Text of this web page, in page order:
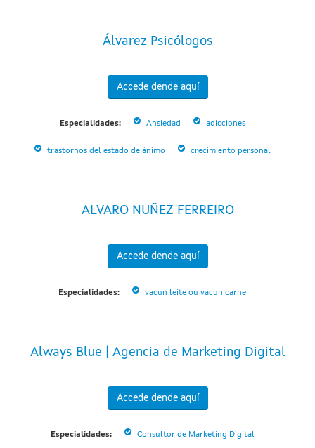
Álvarez Psicólogos
Accede dende aquí
Especialidades: Ansiedad adicciones
trastornos del estado de ánimo crecimiento personal
ALVARO NUÑEZ FERREIRO
Accede dende aquí
Especialidades: vacun leite ou vacun carne
Always Blue | Agencia de Marketing Digital
Accede dende aquí
Especialidades: Consultor de Marketing Digital